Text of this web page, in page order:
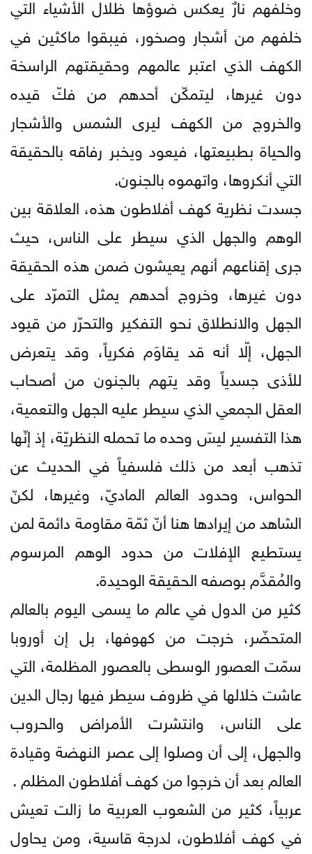
خلفهم من أشجار وصخور، فيبقوا ماكثين في
الكهف الذي اعتبر عالمهم وحقيقتهم الراسخة
دون غيرها، ليتمكّن أحدهم من فكّ قيده
والخروج من الكهف ليرى الشمس والأشجار
والحياة بطبيعتها، فيعود ويخبر رفاقه بالحقيقة
التي أنكروها، واتهموه بالجنون.
جسدت نظرية كهف أفلاطون هذه، العلاقة بين
الوهم والجهل الذي سيطر على الناس، حيث
جرى إقناعهم أنهم يعيشون ضمن هذه الحقيقة
دون غيرها، وخروج أحدهم يمثل التمرّد على
الجهل والانطلاق نحو التفكير والتحرّر من قيود
الجهل، إلّا أنه قد يقاوَم فكرياً، وقد يتعرض
للأذى جسدياً وقد يتهم بالجنون من أصحاب
العقل الجمعي الذي سيطر عليه الجهل والتعمية،
هذا التفسير ليسَ وحده ما تحمله النظريّة، إذ إنّها
تذهب أبعد من ذلك فلسفياً في الحديث عن
الحواس، وحدود العالم الماديّ، وغيرها، لكنّ
الشاهد من إيرادها هنا أنّ ثمّة مقاومة دائمة لمن
يستطيع الإفلات من حدود الوهم المرسوم
والمُقدَّم بوصفه الحقيقة الوحيدة.
كثير من الدول في عالم ما يسمى اليوم بالعالم
المتحضّر، خرجت من كهوفها، بل إن أوروبا
سمّت العصور الوسطى بالعصور المظلمة، التي
عاشت خلالها في ظروف سيطر فيها رجال الدين
على الناس، وانتشرت الأمراض والحروب
والجهل، إلى أن وصلوا إلى عصر النهضة وقيادة
العالم بعد أن خرجوا من كهف أفلاطون المظلم .
عربياً، كثير من الشعوب العربية ما زالت تعيش
في كهف أفلاطون، لدرجة قاسية، ومن يحاول